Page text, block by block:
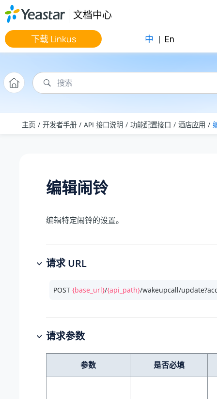
跳转到主要内容
文档中心
下载 Linkus 中 | En
主页 开发者手册 API 接口说明 功能配置接口 酒店应用
编辑闹铃
编辑特定闹铃的设置。
请求 URL
POST {base_url}/{api_path}/wakeupcall/
请求参数
参数 是否必填